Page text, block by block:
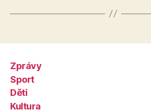
Zprávy
Sport
Děti
Kultura